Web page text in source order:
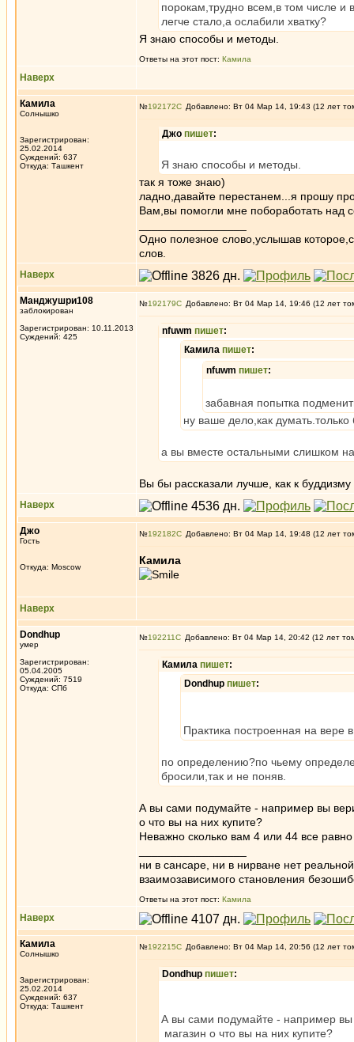
порокам,трудно всем,в том числе и
легче стало,а ослабили хватку?
Я знаю способы и методы.
Ответы на этот пост: Камила
Наверх
Камила
Солнышко
Зарегистрирован:
25.02.2014
Суждений: 637
Откуда: Ташкент
№192172 Добавлено: Вт 04 Мар 14, 19:43 (12 лет
Джо пишет:
Я знаю способы и методы.
так я тоже знаю)
ладно,давайте перестанем...я прошу
Вам,вы помогли мне побоработать над
Одно полезное слово,услышав
слов.
Наверх
Манджушри108
заблокирован
Зарегистрирован: 10.11.2013
Суждений: 425
№192179 Добавлено: Вт 04 Мар 14, 19:46 (12 лет
nfuwm пишет:
Камила пишет:
nfuwm пишет:
забавная попытка
ну ваше дело,как
а вы вместе остальными слишком
Вы бы рассказали лучше, как к
Наверх
Джо
Гость
Откуда: Moscow
№192182 Добавлено: Вт 04 Мар 14, 19:48 (12 лет
Камила
Наверх
Dondhup
умер
Зарегистрирован:
05.04.2005
Суждений: 7519
Откуда: СПб
№192211 Добавлено: Вт 04 Мар 14, 20:42 (12 лет
Камила пишет:
Dondhup пишет:
Практика построенная на
по определению?по чьему
бросили,так и не поняв.
А вы сами подумайте - например вы
о что вы на них купите?
Неважно сколько вам 4 или 44 все
ни в сансаре, ни в нирване нет
взаимозависимого становления
Ответы на этот пост: Камила
Наверх
Камила
Солнышко
Зарегистрирован:
25.02.2014
Суждений: 637
Откуда: Ташкент
№192215 Добавлено: Вт 04 Мар 14, 20:56 (12 лет
Dondhup пишет:
А вы сами подумайте - например вы
магазин о что вы на них купите?